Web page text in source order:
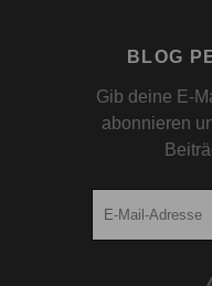
BLOG
Gib deine E-
abonnieren